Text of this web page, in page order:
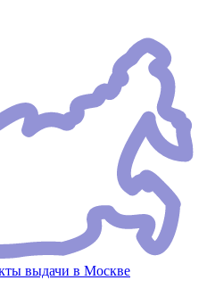
выдачи в Москве